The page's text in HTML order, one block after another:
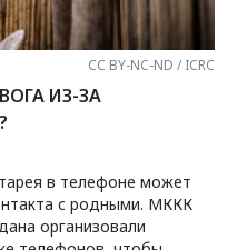
CC BY-NC-ND / ICRC
ИЗ-ЗА
в телефоне может
с родными. МККК
организовали